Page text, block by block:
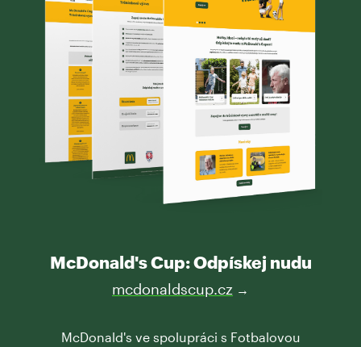
McDonald's Cup: Odpískej nudu
mcdonaldscup.cz →
McDonald's ve spolupráci s Fotbalovou